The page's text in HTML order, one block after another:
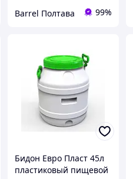
Barrel Полтава 99%
Бидон Евро Пласт 45л
пластиковый пищевой